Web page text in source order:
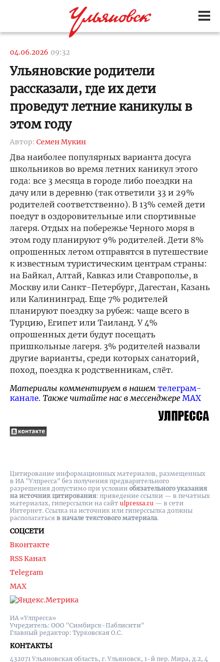
04.06.2026 09:32
Ульяновские родители
рассказали, где их дети
проведут летние каникулы в
этом году
Автор: Семен Мукин
Два наиболее популярных варианта досуга
школьников во время летних каникул этого
года: все 3 месяца в городе либо поездки на
дачу или в деревню (так ответили 33 и 29%
родителей соответственно). В 13% семей дети
поедут в оздоровительные или спортивные
лагеря. Отдых на побережье Черного моря в
этом году планируют 9% родителей. Дети 8%
опрошенных летом отправятся в путешествие
к известным туристическим центрам страны:
на Байкал, Алтай, Кавказ или Ставрополье, в
Москву или Санкт-Петербург, Дагестан, Казань
или Калининград. Еще 7% родителей
планируют поездку за рубеж: чаще всего в
Турцию, Египет или Таиланд. У 4%
опрошенных дети будут посещать
пришкольные лагеря. 3% родителей назвали
другие варианты, среди которых санаторий,
поход, поездка к родственникам, слёт.
Материалы комментируем в нашем телеграм-
канале. Также читайте нас в мессенджере MAX
ИА «Улпресса»
Учредитель: ООО "Симбирск-Паблисити"
Главный редактор: Турковская О.С.
КОНТАКТЫ
432071 Ульяновская область, г. Ульяновск, 1-й пер. Мира, д.2, 4
СОЦСЕТИ
Вконтакте
RSS Канал
Telegram
MAX
Цитирование информационных материалов, размещенных
в ИА "Улпресса" без получения предварительного
разрешения допустимо при условии обязательного указания
на источник цитирования: приведение ссылки — в печатных
материалах, гиперссылки на cайт ulpressa.ru — в сети
Интернет. Ссылка на источник или гиперссылка должны
располагаться в начале текстового материала.